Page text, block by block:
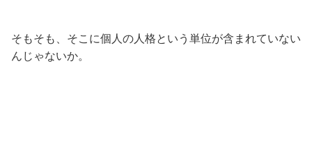
そもそも、そこに個人の人格という単位が含まれていない
んじゃないか。